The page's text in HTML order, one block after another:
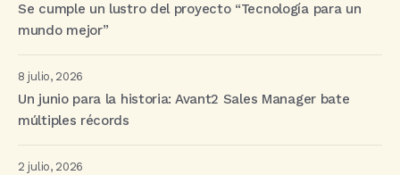
Se cumple un lustro del proyecto “Tecnología para un
mundo mejor”
8 julio, 2026
Un junio para la historia: Avant2 Sales Manager bate
múltiples récords
2 julio, 2026